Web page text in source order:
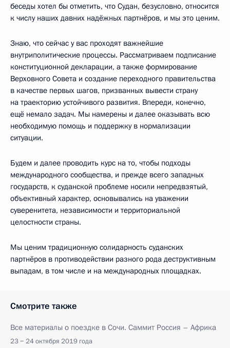
беседы хотел бы отметить, что Судан, безусловно, относится
к числу наших давних надёжных партнёров, и мы это ценим.
Знаю, что сейчас у вас проходят важнейшие
внутриполитические процессы. Рассматриваем подписание
конституционной декларации, а также формирование
Верховного Совета и создание переходного правительства
в качестве первых шагов, призванных вывести страну
на траекторию устойчивого развития. Впереди, конечно,
ещё немало задач. Мы намерены и далее оказывать всю
необходимую помощь и поддержку в нормализации
ситуации.
Будем и далее проводить курс на то, чтобы подходы
международного сообщества, и прежде всего западных
государств, к суданской проблеме носили непредвзятый,
объективный характер, основывались на уважении
суверенитета, независимости и территориальной
целостности страны.
Мы ценим традиционную солидарность суданских
партнёров в противодействии разного рода деструктивным
выпадам, в том числе и на международных площадках.
Смотрите также
Все материалы о поездке в Сочи. Саммит Россия – Африка
23 − 24 октября 2019 года